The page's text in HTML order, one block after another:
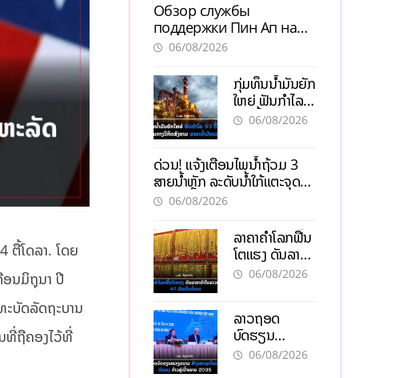
ຕື້ໂດລາ. ໂດຍ
ອນມິຖຸນາ ປີ
ະບັດລັດຖະບານ
ທີ່ຖືຄອງໄວ້ທີ່
ລະບາດທົ່ວ
ປະເທດ
Обзор службы
поддержки Пин Ап на
официальном сайте с
информацией
06/08/2026
ກຸ່ມທຶນນ້ຳມັນຍັກ
ໃຫຍ່ ຟັນກຳໄລ
93 ຕື້ໂດລາ
ນໍ້າມັນແພງ
06/08/2026
ດ່ວນ! ແຈ້ງເຕືອນໄພນໍ້າຖ້ວມ 3
ສາຍນໍ້າຫຼັກ ລະດັບນໍ້າໃກ້ແຕະຈຸດ
ອັນຕະລາຍ
06/08/2026
ລາຄາຄຳໂລກຟື້ນ
ໂຕແຮງ ດັນລາຄາ
ຄຳໃນລາວທະລຸ
06/08/2026
ລາວຖອດ
ບົດຮຽນ
ຫວຽດນາມ ສ້າງ
06/08/2026